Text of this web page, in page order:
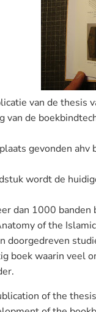
van de thesis
van de
gevonden
wordt de
dan 1000
of the
doorgedreven
boek waarin veel
of the thesis